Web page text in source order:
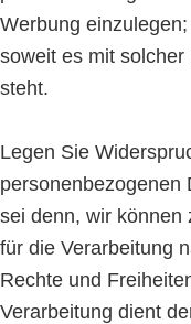
Werbung
soweit es mit
steht.
Legen Sie
personenbezogenen
sei denn, wir können
für die Verarbeitung
Rechte und
Verarbeitung dient